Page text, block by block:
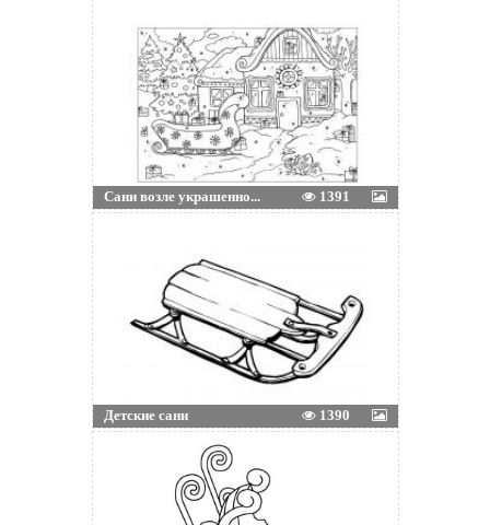
Сани возле украшенно... 1391
Детские сани 1390